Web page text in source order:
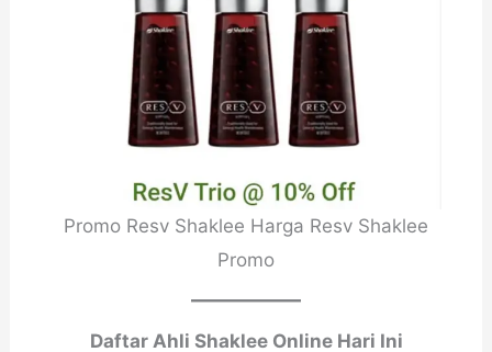
Promo Resv Shaklee Harga Resv Shaklee
Promo
Daftar Ahli Shaklee Online Hari Ini